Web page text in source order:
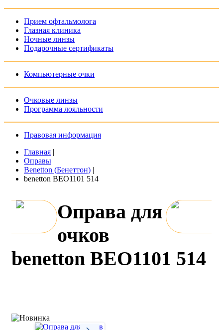
Прием офтальмолога
Глазная клиника
Ночные линзы
Подарочные сертификаты
Компьютерные очки
Очковые линзы
Программа лояльности
Правовая информация
Главная |
Оправы |
Benetton (Бенеттон) |
benetton BEO1101 514
Оправа для
очков
benetton BEO1101 514